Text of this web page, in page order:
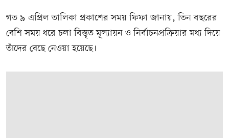
গত ৯ এপ্রিল তালিকা প্রকাশের সময় ফিফা জানায়, তিন বছরের
বেশি সময় ধরে চলা বিস্তৃত মূল্যায়ন ও নির্বাচনপ্রক্রিয়ার মধ্য দিয়ে
তাঁদের বেছে নেওয়া হয়েছে।